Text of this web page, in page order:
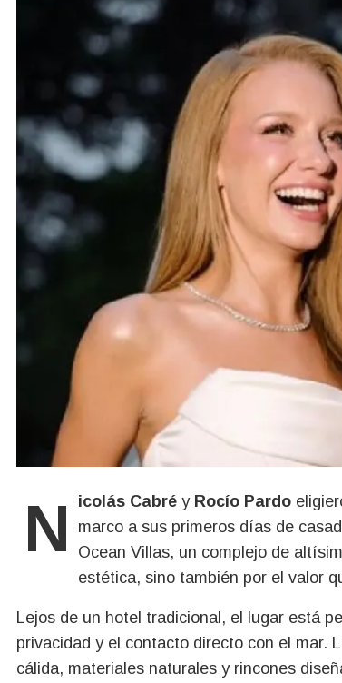
Nicolás Cabré y Rocío Pardo
marco a sus primeros días de
Ocean Villas, un complejo de
estética, sino también por el valor
Lejos de un hotel tradicional, el lugar está
privacidad y el contacto directo con el mar.
cálida, materiales naturales y rincones